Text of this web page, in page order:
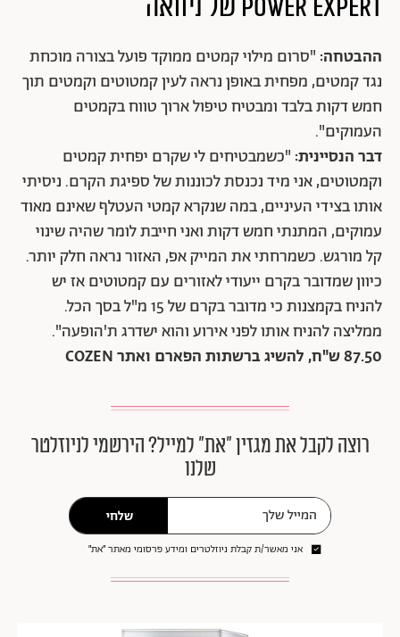
POWER EXPERT של ניוואה
ההבטחה: "סרום מילוי קמטים ממוקד פועל בצורה מוכחת
נגד קמטים, מפחית באופן נראה לעין קמטוטים וקמטים תוך
חמש דקות בלבד ומבטיח טיפול ארוך טווח בקמטים
העמוקים".
דבר הנסיינית: "כשמבטיחים לי שקרם יפחית קמטים
וקמטוטים, אני מיד נכנסת לכוננות של ספיגת הקרם. ניסיתי
אותו בצידי העיניים, במה שנקרא קמטי העטלף שאינם מאוד
עמוקים, המתנתי חמש דקות ואני חייבת לומר שהיה שינוי
קל מורגש. כשמרחתי את המייק אפ, האזור נראה חלק יותר.
כיוון שמדובר בקרם ייעודי לאזורים עם קמטוטים אז יש
להניח בקמצנות כי מדובר בקרם של 15 מ"ל בסך הכל.
ממליצה להניח אותו לפני אירוע והוא ישדרג ת'הופעה".
87.50 ש"ח, להשיג ברשתות הפארם ואתר COZEN
רוצה לקבל את מגזין ״את״ למייל? הירשמי לניוזלטר
שלנו
שלחי
אני מאשר/ת קבלת ניוזלטרים ומידע פרסומי מאתר ״את״